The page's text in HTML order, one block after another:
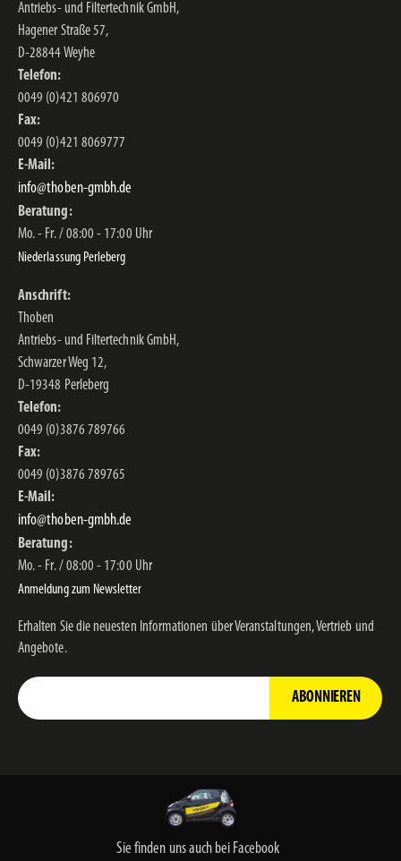
Antriebs- und Filtertechnik GmbH,
Hagener Straße 57,
D-28844 Weyhe
Telefon:
0049 (0)421 806970
Fax:
0049 (0)421 8069777
E-Mail:
info@thoben-gmbh.de
Beratung:
Mo. - Fr. / 08:00 - 17:00 Uhr
Niederlassung Perleberg
Anschrift:
Thoben
Antriebs- und Filtertechnik GmbH,
Schwarzer Weg 12,
D-19348 Perleberg
Telefon:
0049 (0)3876 789766
Fax:
0049 (0)3876 789765
E-Mail:
info@thoben-gmbh.de
Beratung:
Mo. - Fr. / 08:00 - 17:00 Uhr
Anmeldung zum Newsletter
Erhalten Sie die neuesten Informationen über Veranstaltungen, Vertrieb und
Angebote.
ABONNIEREN
Sie finden uns auch bei Facebook